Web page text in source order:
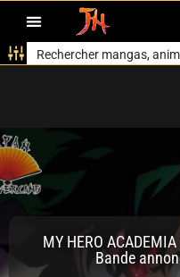
MY HERO
Bande